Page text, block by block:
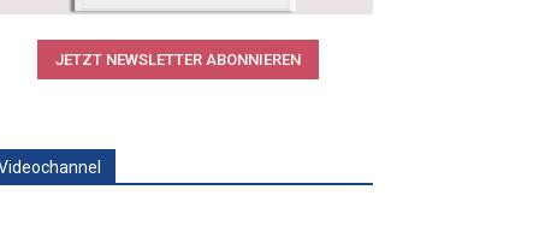
JETZT NEWSLETTER ABONNIEREN